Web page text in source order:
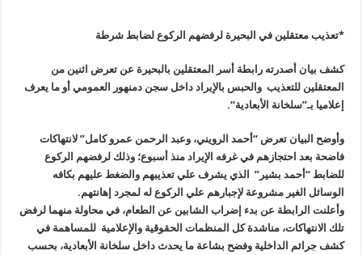
*تعذيب معتقلين في البحيرة لرفضهم الركوع لضابط شرطة
كشف بيان أصدرته رابطة أسر المعتقلين بالبحيرة عن تعرض اثنين من
المعتقلين للتعذيب والحبس بالإيراد داخل سجن دمنهور العمومي أو ما يعرف
إعلاميا بـ”سلخانة الأبعادية“.
وأوضح البيان تعرض “أحمد الرويني، وعبد الرحمن عمرو كامل” لانتهاكات
فاضحة بعد احتجازهم في غرفه الإيراد منذ أسبوع؛ وذلك لرفضهم الركوع
للضابط “أحمد بشير” الذي يشرف علي تعذيبهم والضغط عليهم بكافه
الوسائل الغير مشروعة لإجبارهم علي الركوع له لمجرد إهانتهم.
وأعلنت الرابطة عن بدء إضراب الشابين عن الطعام، في محاولة منهما لرفض
تلك الانتهاكات، مناشدة كل المنظمات الحقوقية والإعلامية للمساهمة في
كشف جرائم الداخلية وفضح بشاعة ما يحدث داخل سلخانة الأبعادية، بحسب